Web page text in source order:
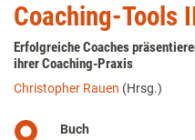
Coaching-Tools
Erfolgreiche Coaches
ihrer Coaching-Praxis
Christopher Rauen (Hrsg.)
Buch